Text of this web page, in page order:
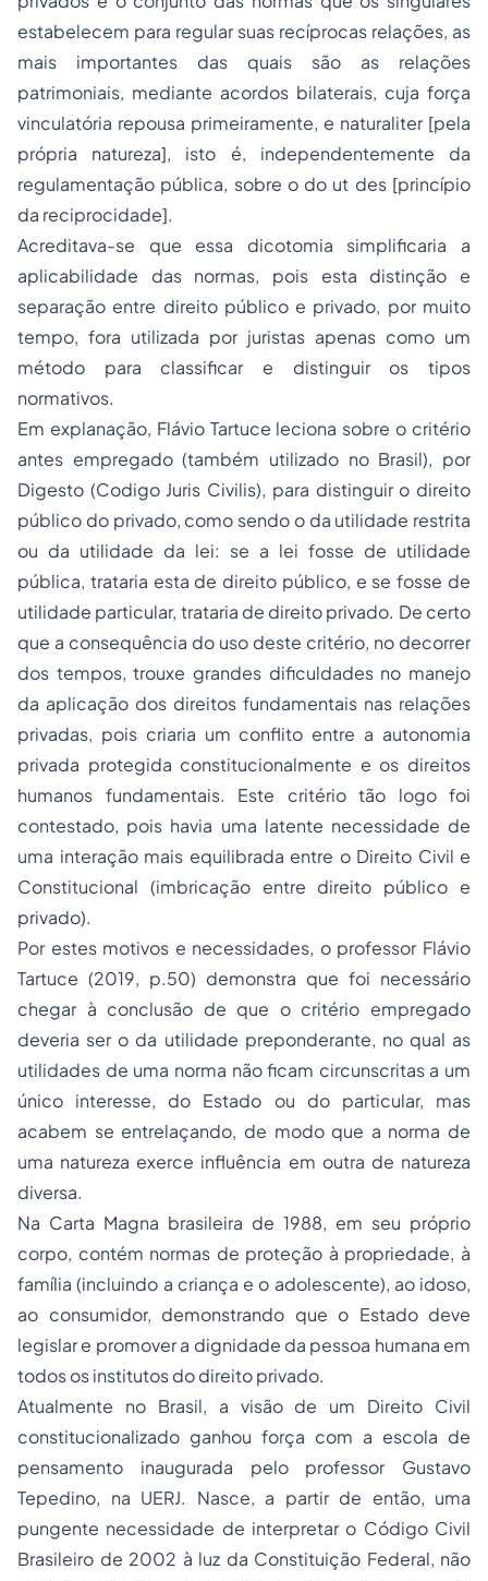
estabelecem para regular suas recíprocas relações, as
mais importantes das quais são as relações
patrimoniais, mediante acordos bilaterais, cuja força
vinculatória repousa primeiramente, e naturaliter [pela
própria natureza], isto é, independentemente da
regulamentação pública, sobre o do ut des [princípio
da reciprocidade].
Acreditava-se que essa dicotomia simplificaria a
aplicabilidade das normas, pois esta distinção e
separação entre direito público e privado, por muito
tempo, fora utilizada por juristas apenas como um
método para classificar e distinguir os tipos
normativos.
Em explanação, Flávio Tartuce leciona sobre o critério
antes empregado (também utilizado no Brasil), por
Digesto (Codigo Juris Civilis), para distinguir o direito
público do privado, como sendo o da utilidade restrita
ou da utilidade da lei: se a lei fosse de utilidade
pública, trataria esta de direito público, e se fosse de
utilidade particular, trataria de direito privado. De certo
que a consequência do uso deste critério, no decorrer
dos tempos, trouxe grandes dificuldades no manejo
da aplicação dos direitos fundamentais nas relações
privadas, pois criaria um conflito entre a autonomia
privada protegida constitucionalmente e os direitos
humanos fundamentais. Este critério tão logo foi
contestado, pois havia uma latente necessidade de
uma interação mais equilibrada entre o Direito Civil e
Constitucional (imbricação entre direito público e
privado).
Por estes motivos e necessidades, o professor Flávio
Tartuce (2019, p.50) demonstra que foi necessário
chegar à conclusão de que o critério empregado
deveria ser o da utilidade preponderante, no qual as
utilidades de uma norma não ficam circunscritas a um
único interesse, do Estado ou do particular, mas
acabem se entrelaçando, de modo que a norma de
uma natureza exerce influência em outra de natureza
diversa.
Na Carta Magna brasileira de 1988, em seu próprio
corpo, contém normas de proteção à propriedade, à
família (incluindo a criança e o adolescente), ao idoso,
ao consumidor, demonstrando que o Estado deve
legislar e promover a dignidade da pessoa humana em
todos os institutos do direito privado.
Atualmente no Brasil, a visão de um Direito Civil
constitucionalizado ganhou força com a escola de
pensamento inaugurada pelo professor Gustavo
Tepedino, na UERJ. Nasce, a partir de então, uma
pungente necessidade de interpretar o Código Civil
Brasileiro de 2002 à luz da Constituição Federal, não